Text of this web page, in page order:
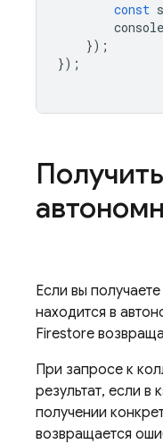
const
console
});
});
Если вы
находится в
Firestore
При запросе к
результат, если в
получении
возвращается